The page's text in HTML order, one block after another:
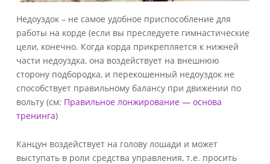
Недоуздок – не самое удобное приспособление для
работы на корде (если вы преследуете гимнастические
цели, конечно. Когда корда прикрепляется к нижней
части недоуздка, она воздействует на внешнюю
сторону подбородка, и перекошенный недоуздок не
способствует правильному балансу при движении по
вольту (см: Правильное лонжирование — основа
тренинга)
Канцун воздействует на голову лошади и может
выступать в роли средства управления, т.е. просить